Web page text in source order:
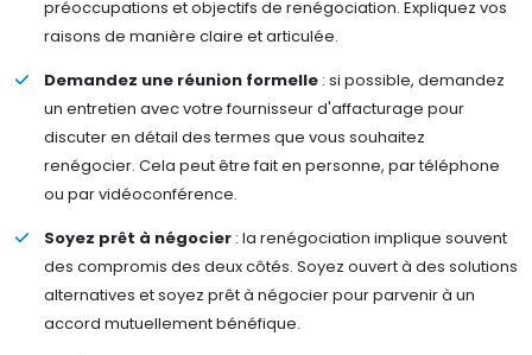
préoccupations et objectifs de renégociation. Expliquez vos
raisons de manière claire et articulée.
Demandez une réunion formelle : si possible, demandez
un entretien avec votre fournisseur d'affacturage pour
discuter en détail des termes que vous souhaitez
renégocier. Cela peut être fait en personne, par téléphone
ou par vidéoconférence.
Soyez prêt à négocier : la renégociation implique souvent
des compromis des deux côtés. Soyez ouvert à des solutions
alternatives et soyez prêt à négocier pour parvenir à un
accord mutuellement bénéfique.